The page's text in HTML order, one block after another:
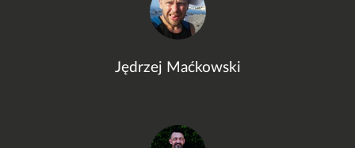
Jędrzej Maćkowski